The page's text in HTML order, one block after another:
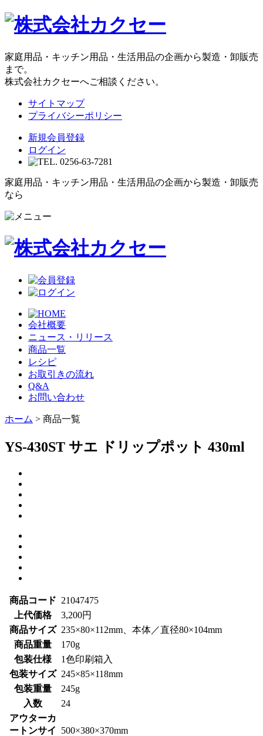
家庭用品・キッチン用品・生活用品の企画から製造・卸販売
まで。
株式会社カクセーへご相談ください。
サイトマップ
プライバシーポリシー
新規会員登録
ログイン
家庭用品・キッチン用品・生活用品の企画から製造・卸販売
なら
会社概要
ニュース・リリース
商品一覧
レシピ
お取引きの流れ
Q&A
お問い合わせ
ホーム > 商品一覧
YS-430ST サエ ドリップポット 430ml
商品コード 21047475
上代価格
3,200円
商品サイズ 235×80×112mm、本体／直径80×104mm
商品重量
170g
包装仕様
1色印刷箱入
包装サイズ 245×85×118mm
包装重量
245g
入数
24
アウターカ
ートンサイ
500×380×370mm